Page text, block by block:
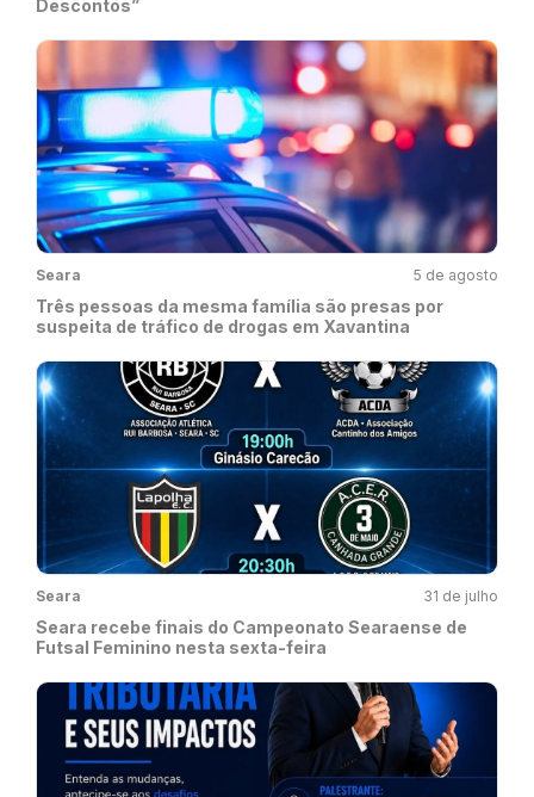
Descontos”
Seara 5 de agosto
Três pessoas da mesma família são presas por
suspeita de tráfico de drogas em Xavantina
Seara 31 de julho
Seara recebe finais do Campeonato Searaense de
Futsal Feminino nesta sexta-feira